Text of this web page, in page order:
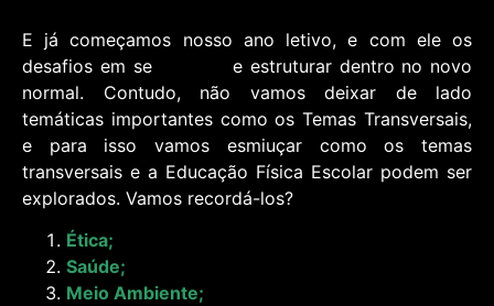
E já começamos nosso ano letivo, e com ele os
desafios em se
e estruturar dentro no novo
normal. Contudo, não vamos deixar de lado
temáticas importantes como os Temas Transversais,
e para isso vamos esmiuçar como os temas
transversais e a Educação Física Escolar podem ser
explorados. Vamos recordá-los?
Ética;
Saúde;
Meio Ambiente;